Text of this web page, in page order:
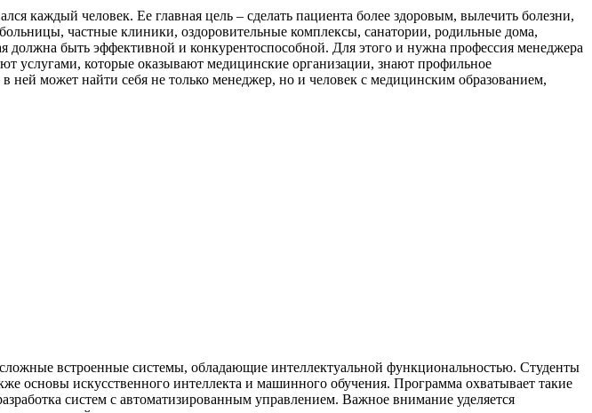
каждый человек. Ее главная цель – сделать пациента более здоровым, вылечить болезни,
частные клиники, оздоровительные комплексы, санатории, родильные дома,
должна быть эффективной и конкурентоспособной. Для этого и нужна профессия менеджера
услугами, которые оказывают медицинские организации, знают профильное
ней может найти себя не только менеджер, но и человек с медицинским образованием,
встроенные системы, обладающие интеллектуальной функциональностью. Студенты
основы искусственного интеллекта и машинного обучения. Программа охватывает такие
систем с автоматизированным управлением. Важное внимание уделяется